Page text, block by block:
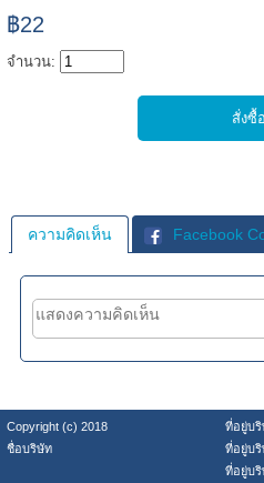
฿22
จำนวน:
ความคิดเห็น Facebook
Copyright (c) 2018
ที่อยู่บริ
ชื่อบริษัท
ที่อยู่บ
ที่อยู่บ